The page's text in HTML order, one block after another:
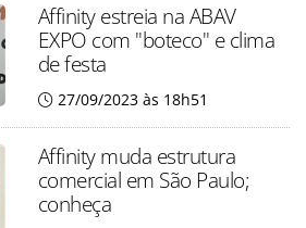
Affinity estreia na ABAV
EXPO com "boteco" e clima
de festa
27/09/2023 às 18h51
Affinity muda estrutura
comercial em São Paulo;
conheça